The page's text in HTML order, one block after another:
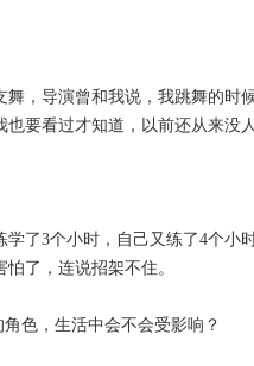
导演曾和我说，我跳舞的时
要看过才知道，以前还从来没
3个小时，自己又练了4个小
了，连说招架不住。
色，生活中会不会受影响？